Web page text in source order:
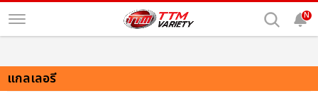
N
แกลเลอรี